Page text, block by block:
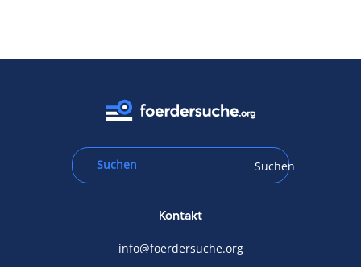
Suchen
Kontakt
info@foerdersuche.org